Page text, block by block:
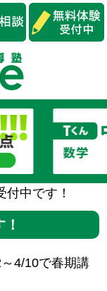
付中です！
4/10で春期講